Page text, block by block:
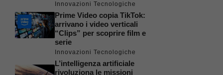
Innovazioni Tecnologiche
Prime Video copia TikTok:
arrivano i video verticali
“Clips” per scoprire film e
serie
Innovazioni Tecnologiche
L’intelligenza artificiale
rivoluziona le missioni